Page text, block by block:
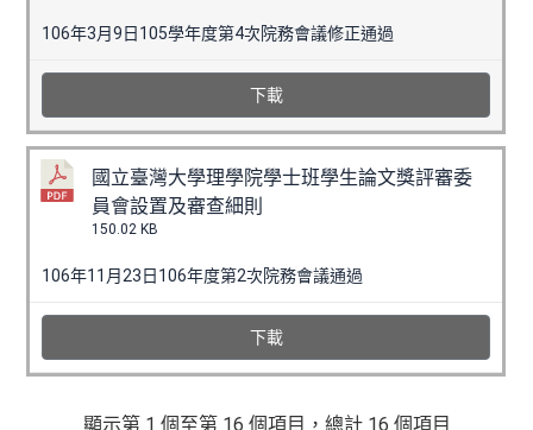
106年3月9日105學年度第4次院務會議修正通過
下載
國立臺灣大學理學院學士班學生論文獎評審委
員會設置及審查細則
150.02 KB
106年11月23日106年度第2次院務會議通過
下載
顯示第 1 個至第 16 個項目，總計 16 個項目